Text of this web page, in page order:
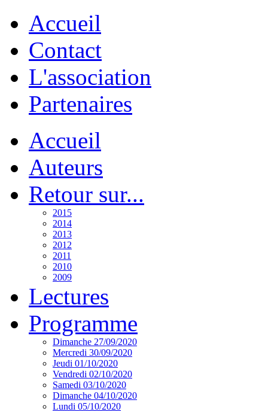
Accueil
Contact
L'association
Partenaires
Accueil
Auteurs
Retour sur...
2015
2014
2013
2012
2011
2010
2009
Lectures
Programme
Dimanche 27/09/2020
Mercredi 30/09/2020
Jeudi 01/10/2020
Vendredi 02/10/2020
Samedi 03/10/2020
Dimanche 04/10/2020
Lundi 05/10/2020